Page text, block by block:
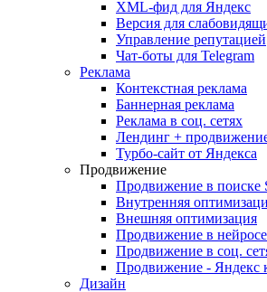
XML-фид для Яндекс
Версия для
Управление репутацией
Чат-боты для Telegram
Реклама
Контекстная реклама
Баннерная реклама
Реклама в соц. сетях
Лендинг +
Турбо-сайт от Яндекса
Продвижение
Продвижение в поиске
Внутренняя
Внешняя оптимизация
Продвижение в
Продвижение в соц.
Продвижение - Яндекс
Дизайн